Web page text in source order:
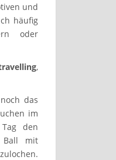
und
häufig
oder
,
das
im
den
Ball mit